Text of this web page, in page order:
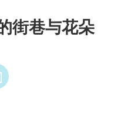
街巷与花朵